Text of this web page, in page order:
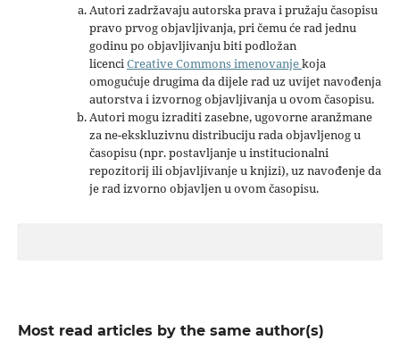
Autori zadržavaju autorska prava i pružaju časopisu
pravo prvog objavljivanja, pri čemu će rad jednu
godinu po objavljivanju biti podložan
licenciCreative Commons imenovanjekoja
omogućuje drugima da dijele rad uz uvijet navođenja
autorstva i izvornog objavljivanja u ovom časopisu.
Autori mogu izraditi zasebne, ugovorne aranžmane
za ne-ekskluzivnu distribuciju rada objavljenog u
časopisu (npr. postavljanje u institucionalni
repozitorij ili objavljivanje u knjizi), uz navođenje da
je rad izvorno objavljen u ovom časopisu.
Most read articles by the same author(s)